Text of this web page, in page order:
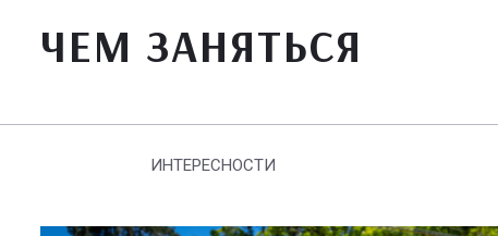
ЧЕМ ЗАНЯТЬСЯ
ИНТЕРЕСНОСТИ